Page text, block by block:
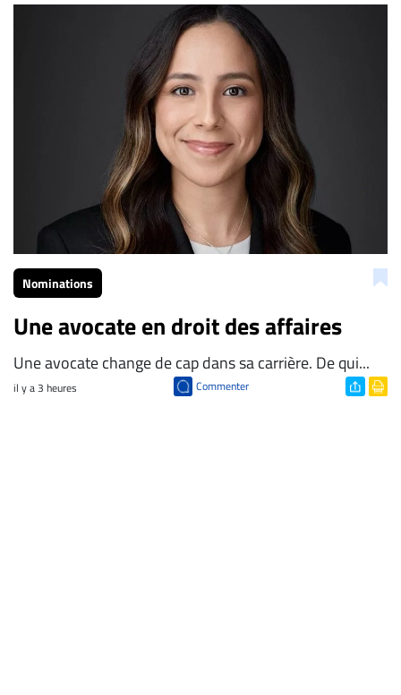
Nominations
Une avocate en droit des affaires
Une avocate change de cap dans sa carrière. De qui...
il y a 3 heures Commenter